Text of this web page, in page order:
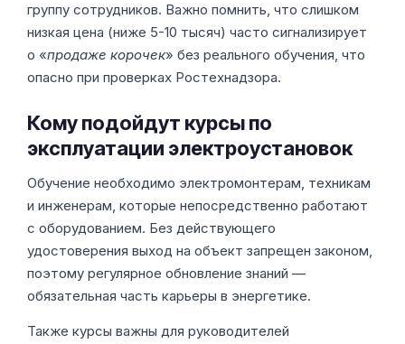
группу сотрудников. Важно помнить, что слишком
низкая цена (ниже 5-10 тысяч) часто сигнализирует
о «продаже корочек» без реального обучения, что
опасно при проверках Ростехнадзора.
Кому подойдут курсы по
эксплуатации электроустановок
Обучение необходимо электромонтерам, техникам
и инженерам, которые непосредственно работают
с оборудованием. Без действующего
удостоверения выход на объект запрещен законом,
поэтому регулярное обновление знаний —
обязательная часть карьеры в энергетике.
Также курсы важны для руководителей